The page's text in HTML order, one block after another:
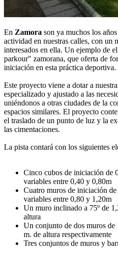
En Zamora son ya muchos los
actividad en nuestras calles, con un
interesados en ella. Un ejemplo de
parkour" zamorana, que oferta de
iniciación en esta práctica deportiva.
Este proyecto viene a dotar a
especializado y ajustado a las
uniéndonos a otras ciudades de la
espacios similares. El proyecto
el traslado de un punto de luz y la
las cimentaciones.
La pista contará con los siguientes
Cinco cubos de iniciación de
variables entre 0,40 y 0,80m
Cuatro muros de iniciación
variables entre 0,80 y 1,20m
Un muro inclinado a 75º de
altura
Un conjunto de dos muros
m. de altura respectivamente
Tres conjuntos de muros y